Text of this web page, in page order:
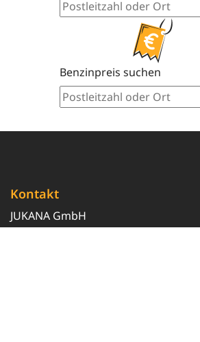
Benzinpreis suchen
Kontakt
JUKANA GmbH